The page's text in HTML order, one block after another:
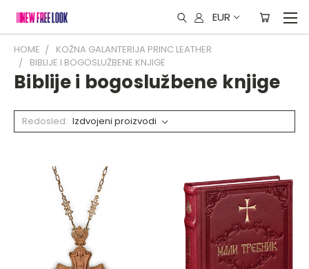
EUR
HOME
KOŽNA GALANTERIJA PRINC LEATHER
BIBLIJE I BOGOSLUŽBENE KNJIGE
Biblije i bogoslužbene knjige
Redosled: